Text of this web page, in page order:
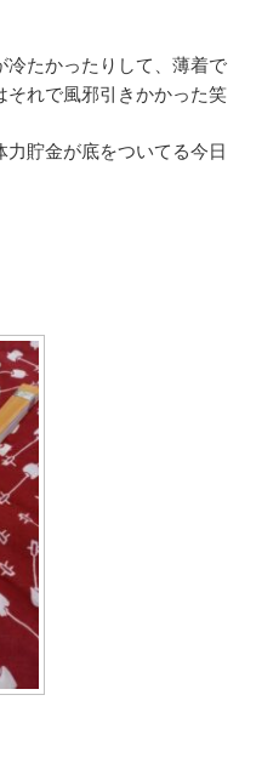
冷たかったりして、薄着で
それで風邪引きかかった笑
貯金が底をついてる今日